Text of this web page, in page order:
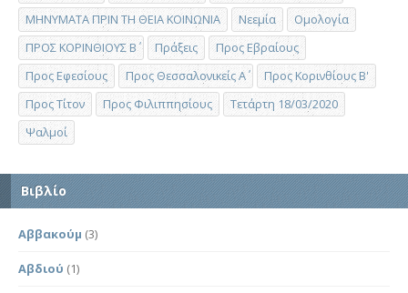
ΜΗΝΥΜΑΤΑ ΠΡΙΝ ΤΗ ΘΕΙΑ ΚΟΙΝΩΝΙΑ
Νεεμία
Ομολογία
ΠΡΟΣ ΚΟΡΙΝΘΙΟΥΣ Β΄
Πράξεις
Προς Εβραίους
Προς Εφεσίους
Προς Θεσσαλονικείς Α΄
Προς Κορινθίους Β'
Προς Τίτον
Προς Φιλιππησίους
Τετάρτη 18/03/2020
Ψαλμοί
Βιβλίο
Αββακούμ (3)
Αβδιού (1)